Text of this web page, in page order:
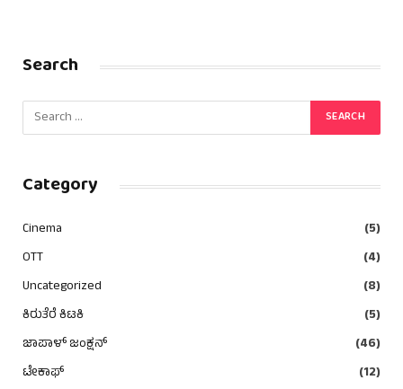
Search
Category
Cinema
(5)
OTT
(4)
Uncategorized
(8)
ಕಿರುತೆರೆ ಕಿಟಕಿ
(5)
ಜಾಪಾಳ್ ಜಂಕ್ಷನ್
(46)
ಟೇಕಾಫ್
(12)